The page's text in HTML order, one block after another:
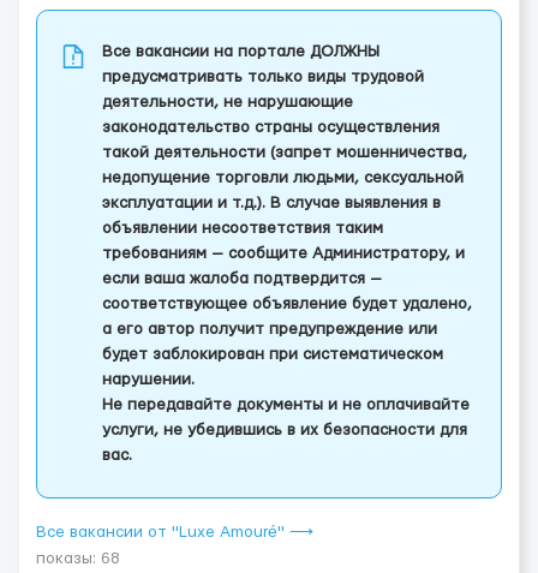
Все вакансии на портале ДОЛЖНЫ
предусматривать только виды трудовой
деятельности, не нарушающие
законодательство страны осуществления
такой деятельности (запрет мошенничества,
недопущение торговли людьми, сексуальной
эксплуатации и т.д.). В случае выявления в
объявлении несоответствия таким
требованиям — сообщите Администратору, и
если ваша жалоба подтвердится —
соответствующее объявление будет удалено,
а его автор получит предупреждение или
будет заблокирован при систематическом
нарушении.
Не передавайте документы и не оплачивайте
услуги, не убедившись в их безопасности для
вас.
Все вакансии от "Luxe Amouré" ⟶
показы: 68